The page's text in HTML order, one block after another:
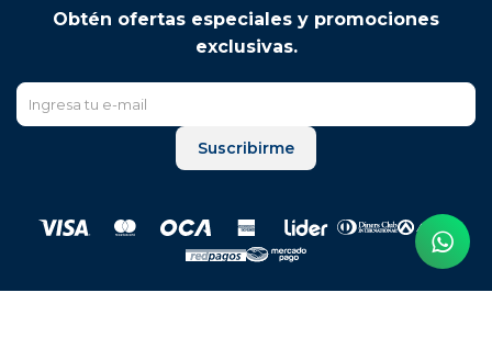
Obtén ofertas especiales y promociones
exclusivas.
Suscribirme